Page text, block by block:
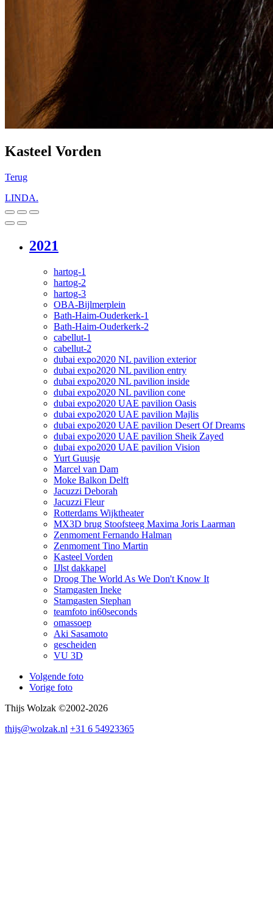
Kasteel Vorden
Terug
LINDA.
2021
hartog-1
hartog-2
hartog-3
OBA-Bijlmerplein
Bath-Haim-Ouderkerk-1
Bath-Haim-Ouderkerk-2
cabellut-1
cabellut-2
dubai expo2020 NL pavilion exterior
dubai expo2020 NL pavilion entry
dubai expo2020 NL pavilion inside
dubai expo2020 NL pavilion cone
dubai expo2020 UAE pavilion Oasis
dubai expo2020 UAE pavilion Majlis
dubai expo2020 UAE pavilion Desert Of Dreams
dubai expo2020 UAE pavilion Sheik Zayed
dubai expo2020 UAE pavilion Vision
Yurt Guusje
Marcel van Dam
Moke Balkon Delft
Jacuzzi Deborah
Jacuzzi Fleur
Rotterdams Wijktheater
MX3D brug Stoofsteeg Maxima Joris Laarman
Zenmoment Fernando Halman
Zenmoment Tino Martin
Kasteel Vorden
IJlst dakkapel
Droog The World As We Don't Know It
Stamgasten Ineke
Stamgasten Stephan
teamfoto in60seconds
omassoep
Aki Sasamoto
gescheiden
VU 3D
Volgende foto
Vorige foto
Thijs Wolzak ©2002-2026
thijs@wolzak.nl +31 6 54923365